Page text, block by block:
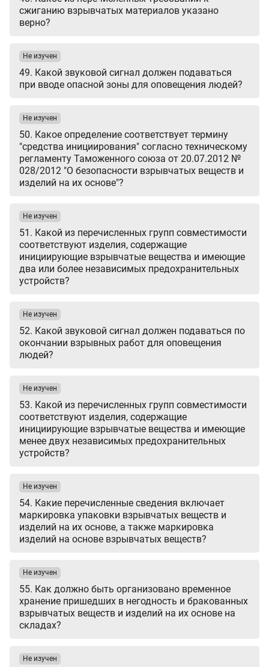
сжиганию взрывчатых материалов указано
верно?
49. Какой звуковой сигнал должен подаваться
при вводе опасной зоны для оповещения людей?
Не изучен
50. Какое определение соответствует термину
"средства инициирования" согласно техническому
регламенту Таможенного союза от 20.07.2012 №
028/2012 "О безопасности взрывчатых веществ и
изделий на их основе"?
Не изучен
51. Какой из перечисленных групп совместимости
соответствуют изделия, содержащие
инициирующие взрывчатые вещества и имеющие
два или более независимых предохранительных
устройств?
Не изучен
52. Какой звуковой сигнал должен подаваться по
окончании взрывных работ для оповещения
людей?
Не изучен
53. Какой из перечисленных групп совместимости
соответствуют изделия, содержащие
инициирующие взрывчатые вещества и имеющие
менее двух независимых предохранительных
устройств?
Не изучен
54. Какие перечисленные сведения включает
маркировка упаковки взрывчатых веществ и
изделий на их основе, а также маркировка
изделий на основе взрывчатых веществ?
Не изучен
55. Как должно быть организовано временное
хранение пришедших в негодность и бракованных
взрывчатых веществ и изделий на их основе на
складах?
Не изучен
Не изучен